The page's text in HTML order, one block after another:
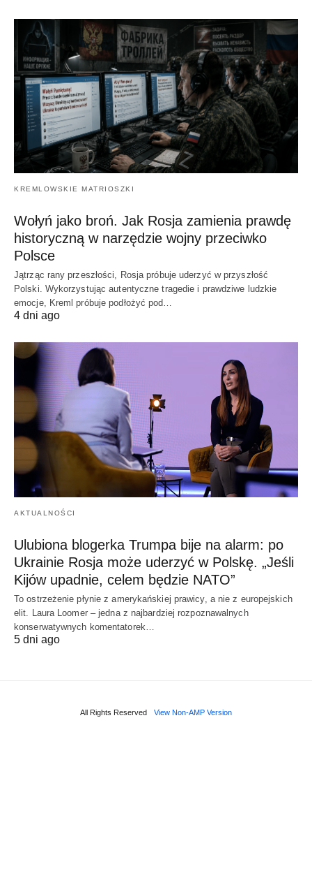
KREMLOWSKIE MATRIOSZKI
Wołyń jako broń. Jak Rosja zamienia prawdę
historyczną w narzędzie wojny przeciwko
Polsce
Jątrząc rany przeszłości, Rosja próbuje uderzyć w przyszłość
Polski. Wykorzystując autentyczne tragedie i prawdziwe ludzkie
emocje, Kreml próbuje podłożyć pod…
4 dni ago
AKTUALNOŚCI
Ulubiona blogerka Trumpa bije na alarm: po
Ukrainie Rosja może uderzyć w Polskę. „Jeśli
Kijów upadnie, celem będzie NATO”
To ostrzeżenie płynie z amerykańskiej prawicy, a nie z europejskich
elit. Laura Loomer – jedna z najbardziej rozpoznawalnych
konserwatywnych komentatorek…
5 dni ago
All Rights Reserved View Non-AMP Version